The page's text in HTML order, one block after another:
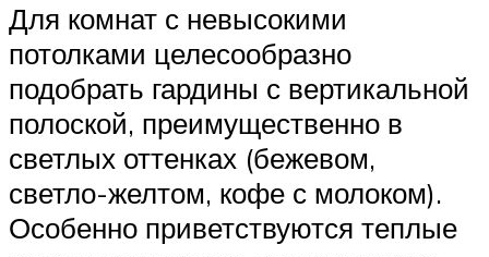
Для комнат с невысокими
потолками целесообразно
подобрать гардины с вертикальной
полоской, преимущественно в
светлых оттенках (бежевом,
светло-желтом, кофе с молоком).
Особенно приветствуются теплые